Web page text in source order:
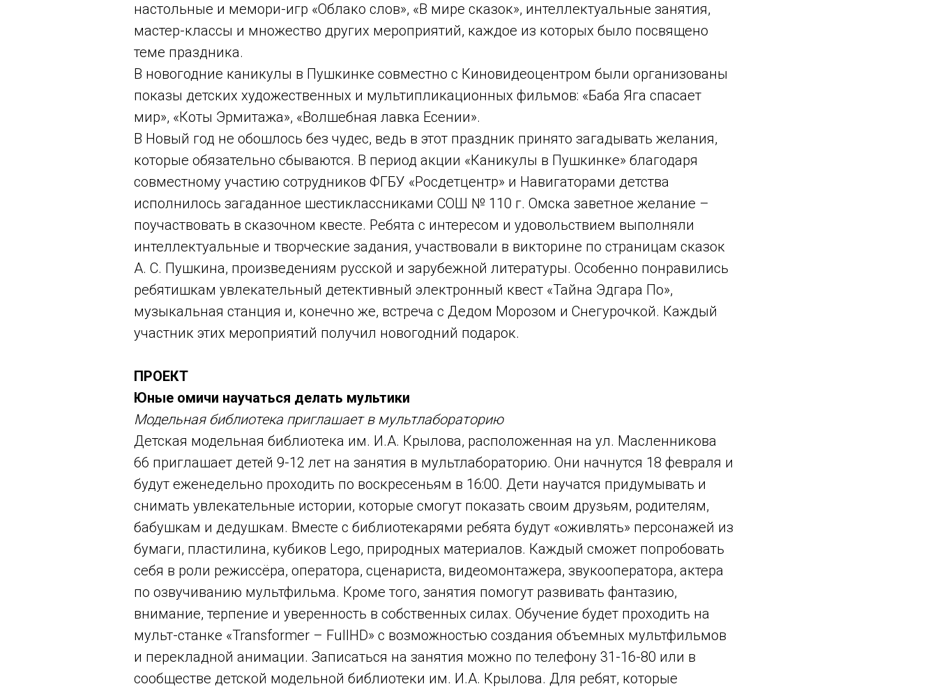
настольные и мемори-игр «Облако слов», «В мире сказок», интеллектуальные занятия,
мастер-классы и множество других мероприятий, каждое из которых было посвящено
теме праздника.
В новогодние каникулы в Пушкинке совместно с Киновидеоцентром были организованы
показы детских художественных и мультипликационных фильмов: «Баба Яга спасает
мир», «Коты Эрмитажа», «Волшебная лавка Есении».
В Новый год не обошлось без чудес, ведь в этот праздник принято загадывать желания,
которые обязательно сбываются. В период акции «Каникулы в Пушкинке» благодаря
совместному участию сотрудников ФГБУ «Росдетцентр» и Навигаторами детства
исполнилось загаданное шестиклассниками СОШ № 110 г. Омска заветное желание –
поучаствовать в сказочном квесте. Ребята с интересом и удовольствием выполняли
интеллектуальные и творческие задания, участвовали в викторине по страницам сказок
А. С. Пушкина, произведениям русской и зарубежной литературы. Особенно понравились
ребятишкам увлекательный детективный электронный квест «Тайна Эдгара По»,
музыкальная станция и, конечно же, встреча с Дедом Морозом и Снегурочкой. Каждый
участник этих мероприятий получил новогодний подарок.
ПРОЕКТ
Юные омичи научаться делать мультики
Модельная библиотека приглашает в мультлабораторию
Детская модельная библиотека им. И.А. Крылова, расположенная на ул. Масленникова
66 приглашает детей 9-12 лет на занятия в мультлабораторию. Они начнутся 18 февраля и
будут еженедельно проходить по воскресеньям в 16:00. Дети научатся придумывать и
снимать увлекательные истории, которые смогут показать своим друзьям, родителям,
бабушкам и дедушкам. Вместе с библиотекарями ребята будут «оживлять» персонажей из
бумаги, пластилина, кубиков Lego, природных материалов. Каждый сможет попробовать
себя в роли режиссёра, оператора, сценариста, видеомонтажера, звукооператора, актера
по озвучиванию мультфильма. Кроме того, занятия помогут развивать фантазию,
внимание, терпение и уверенность в собственных силах. Обучение будет проходить на
мульт-станке «Transformer – FullHD» с возможностью создания объемных мультфильмов
и перекладной анимации. Записаться на занятия можно по телефону 31-16-80 или в
сообществе детской модельной библиотеки им. И.А. Крылова. Для ребят, которые